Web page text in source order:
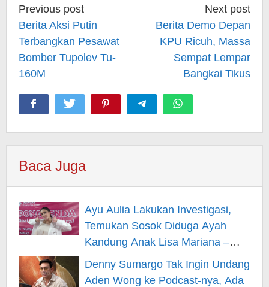
Post
navigation
Previous post
Berita Aksi Putin
Terbangkan Pesawat
Bomber Tupolev Tu-
160M
Next post
Berita Demo Depan
KPU Ricuh, Massa
Sempat Lempar
Bangkai Tikus
Baca Juga
Ayu Aulia Lakukan Investigasi,
Temukan Sosok Diduga Ayah
Kandung Anak Lisa Mariana –
Berita Hiburan
Denny Sumargo Tak Ingin Undang
Aden Wong ke Podcast-nya, Ada